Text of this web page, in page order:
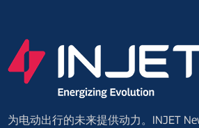
为电动出行的未来提供动力。INJET